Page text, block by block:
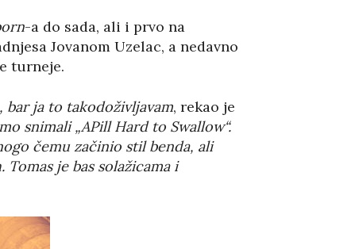
-a do sada, ali i prvo na
Jovanom Uzelac, a nedavno
turneje.
ja to takodoživljavam, rekao je
snimali „APill Hard to Swallow“.
čemu začinio stil benda, ali
je bas solažicama i